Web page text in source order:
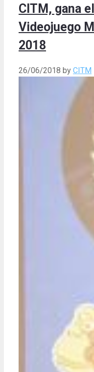
CITM, gana
Videojuego
2018
26/06/2018 by CITM